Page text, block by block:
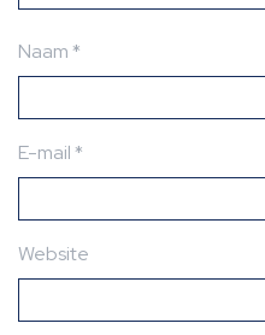
Naam*
E-mail*
Website